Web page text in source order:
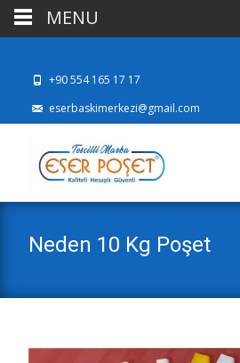
+90 554 165 17 17
eserbaskimerkezi@gmail.com
Neden 10 Kg Poşet
MENU